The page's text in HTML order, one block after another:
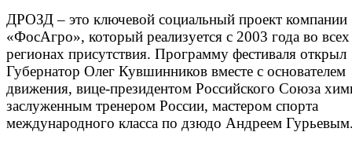
ДРОЗД – это ключевой социальный проект компании
«ФосАгро», который реализуется с 2003 года во всех
регионах присутствия. Программу фестиваля открыл
Губернатор Олег Кувшинников вместе с основателем
движения, вице-президентом Российского Союза
заслуженным тренером России, мастером спорта
международного класса по дзюдо Андреем